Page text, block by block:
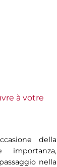
à votre
della
importanza,
nella